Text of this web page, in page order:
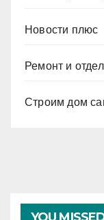
Новости плюс
Ремонт и
Строим дом